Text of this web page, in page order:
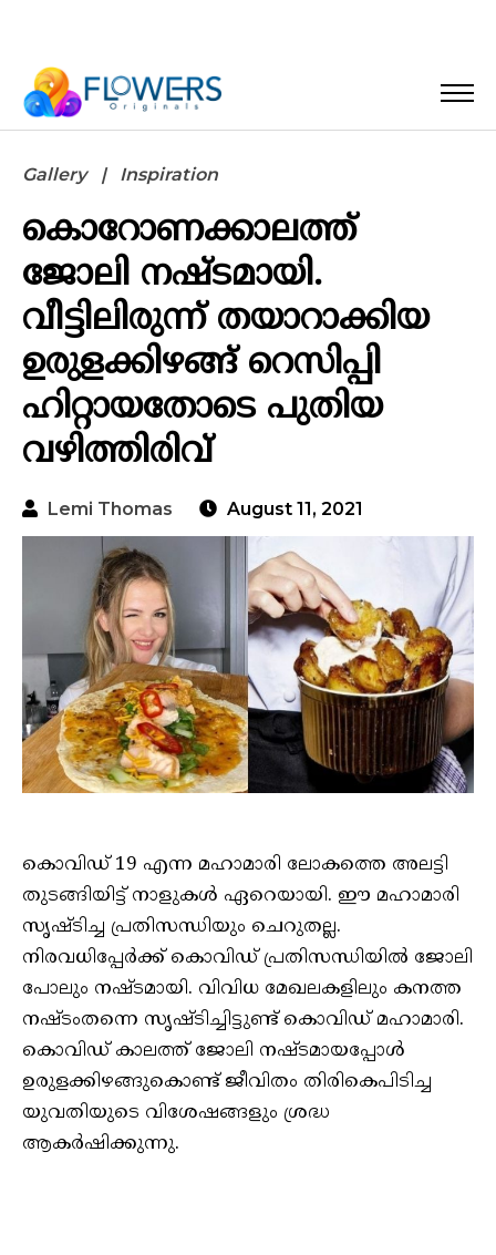
Gallery Inspiration
കൊറോണക്കാലത്ത്
ജോലി നഷ്ടമായി.
വീട്ടിലിരുന്ന് തയാറാക്കിയ
ഉരുളക്കിഴങ്ങ് റെസിപ്പി
ഹിറ്റായതോടെ പുതിയ
വഴിത്തിരിവ്
Lemi Thomas August 11, 2021
കൊവിഡ് 19 എന്ന മഹാമാരി ലോകത്തെ അലട്ടി
തുടങ്ങിയിട്ട് നാളുകള്‍ ഏറെയായി. ഈ മഹാമാരി
സൃഷ്ടിച്ച പ്രതിസന്ധിയും ചെറുതല്ല.
നിരവധിപ്പേര്‍ക്ക് കൊവിഡ് പ്രതിസന്ധിയില്‍ ജോലി
പോലും നഷ്ടമായി. വിവിധ മേഖലകളിലും കനത്ത
നഷ്ടംതന്നെ സൃഷ്ടിച്ചിട്ടുണ്ട് കൊവിഡ് മഹാമാരി.
കൊവിഡ് കാലത്ത് ജോലി നഷ്ടമായപ്പോള്‍
ഉരുളക്കിഴങ്ങുകൊണ്ട് ജീവിതം തിരികെപിടിച്ച
യുവതിയുടെ വിശേഷങ്ങളും ശ്രദ്ധ
ആകര്‍ഷിക്കുന്നു.